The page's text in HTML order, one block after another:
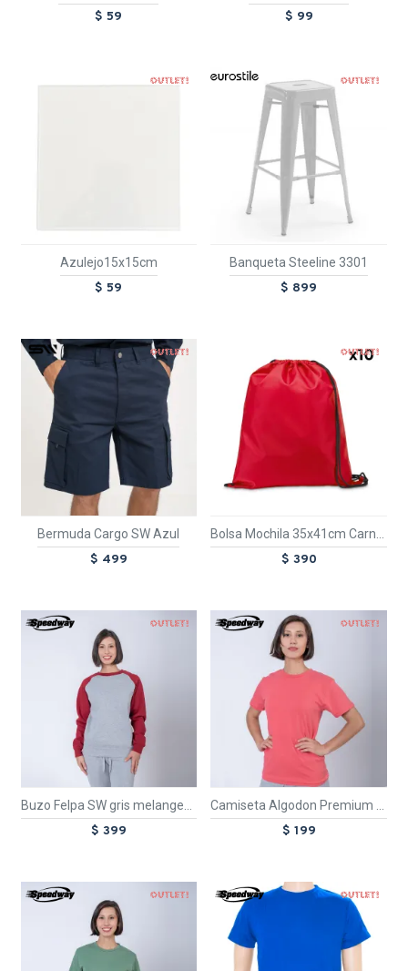
$ 59 $ 99
OUT
Azulejo15x15cm
$ 59
TEXTTRANSPARENTE
OUT
Banqueta Steeline 3301
$ 899
TEXTTRANSPARENTE OUT
Bermuda Cargo SW Azul
$ 499
OUT
$ 390
TEXTTRANSPARENTE
OUT
$ 399
TEXTTRANSPARENTE
OUT
$ 199
TEXTTRANSPARENTE
OUT TEXTTRANSPARENTE
OUT